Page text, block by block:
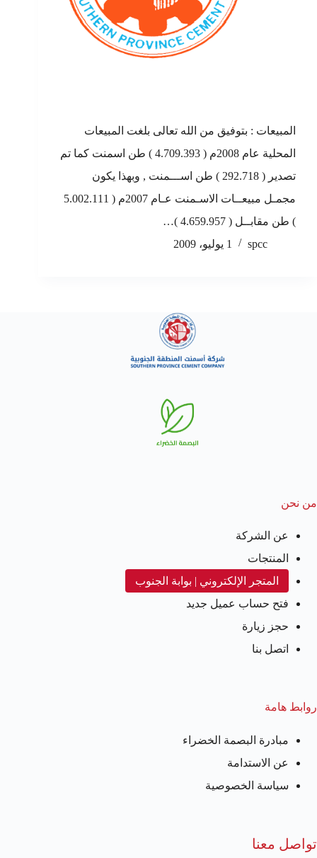
المبيعات : بتوفيق من الله تعالى بلغت المبيعات
المحلية عام 2008م ( 4.709.393 ) طن اسمنت كما تم
تصدير ( 292.718 ) طن اســـمنت , وبهذا يكون
مجمـل مبيعــات الاسـمنت عـام 2007م ( 5.002.111
) طن مقابــل ( 4.659.957 )…
spcc
1 يوليو، 2009
من نحن
عن الشركة
المنتجات
المتجر الإلكتروني | بوابة الجنوب
فتح حساب عميل جديد
حجز زيارة
اتصل بنا
روابط هامة
مبادرة البصمة الخضراء
عن الاستدامة
سياسة الخصوصية
تواصل معنا